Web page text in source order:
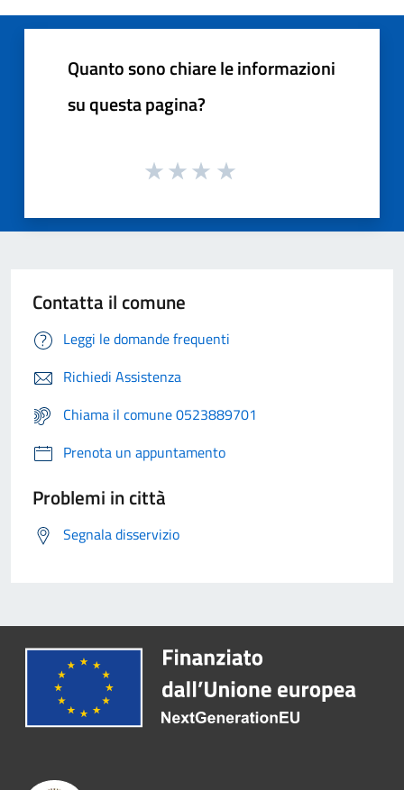
Quanto sono chiare le informazioni
su questa pagina?
Contatta il comune
Leggi le domande frequenti
Richiedi Assistenza
Chiama il comune 0523889701
Prenota un appuntamento
Problemi in città
Segnala disservizio